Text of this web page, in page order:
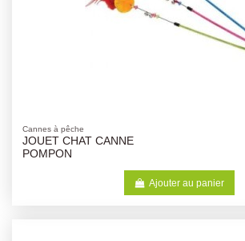
Cannes à pêche
JOUET CHAT CANNE
POMPON
Ajouter au panier